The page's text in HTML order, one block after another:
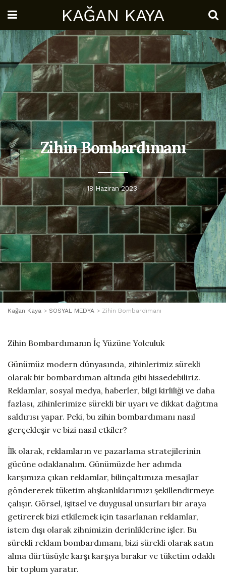
KAĞAN KAYA
Zihin Bombardımanı
18 Haziran 2023
Kağan Kaya > SOSYAL MEDYA > Zihin Bombardımanı
Zihin Bombardımanın İç Yüzüne Yolculuk
Günümüz modern dünyasında, zihinlerimiz sürekli
olarak bir bombardıman altında gibi hissedebiliriz.
Reklamlar, sosyal medya, haberler, bilgi kirliliği ve daha
fazlası, zihinlerimize sürekli bir uyarı ve dikkat dağıtma
saldırısı yapar. Peki, bu zihin bombardımanı nasıl
gerçekleşir ve bizi nasıl etkiler?
İlk olarak, reklamların ve pazarlama stratejilerinin
gücüne odaklanalım. Günümüzde her adımda
karşımıza çıkan reklamlar, bilinçaltımıza mesajlar
göndererek tüketim alışkanlıklarımızı şekillendirmeye
çalışır. Görsel, işitsel ve duygusal unsurları bir araya
getirerek bizi etkilemek için tasarlanan reklamlar,
istem dışı olarak zihnimizin derinliklerine işler. Bu
sürekli reklam bombardımanı, bizi sürekli olarak satın
alma dürtüsüyle karşı karşıya bırakır ve tüketim odaklı
bir toplum yaratır.